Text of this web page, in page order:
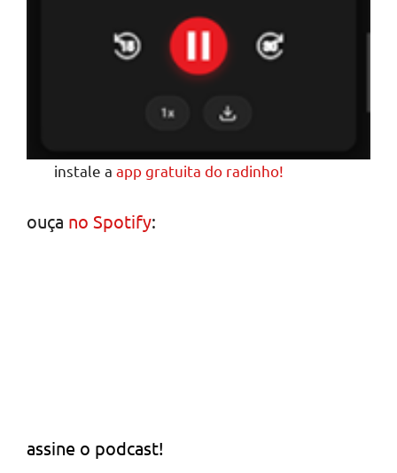
instale aapp gratuita do radinho!
ouça no Spotify:
assine o podcast!